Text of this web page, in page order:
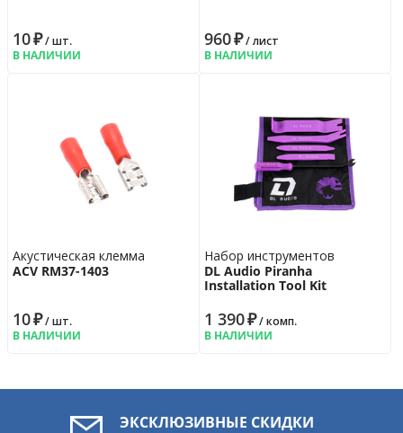
10₽/ шт.
В НАЛИЧИИ
960₽/ лист
В НАЛИЧИИ
Акустическая клемма
ACV RM37-1403
10₽/ шт.
В НАЛИЧИИ
Набор инструментов
DL Audio Piranha
Installation Tool Kit
1 390₽/ комп.
В НАЛИЧИИ
ЭКСКЛЮЗИВНЫЕ СКИДКИ